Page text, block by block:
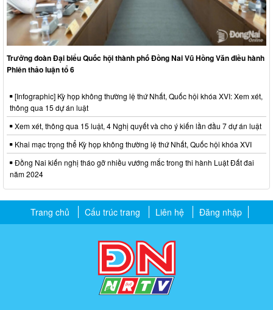
Trưởng đoàn Đại biểu Quốc hội thành phố Đồng Nai Vũ Hồng Văn điều hành
Phiên thảo luận tổ 6
[Infographic] Kỳ họp không thường lệ thứ Nhất, Quốc hội khóa XVI: Xem xét,
thông qua 15 dự án luật
Xem xét, thông qua 15 luật, 4 Nghị quyết và cho ý kiến lần đầu 7 dự án luật
Khai mạc trọng thể Kỳ họp không thường lệ thứ Nhất, Quốc hội khóa XVI
Đồng Nai kiến nghị tháo gỡ nhiều vướng mắc trong thi hành Luật Đất đai
năm 2024
Trang chủ Cấu trúc trang Liên hệ Đăng nhập